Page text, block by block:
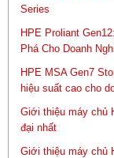
Series
HPE Proliant
Phá Cho Doanh
HPE MSA Gen7
hiệu suất cao cho
Giới thiệu máy chủ
đại nhất
Giới thiệu máy chủ